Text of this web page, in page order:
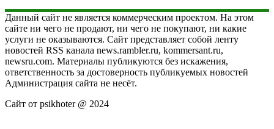
Данный сайт не является коммерческим проектом. На этом
сайте ни чего не продают, ни чего не покупают, ни какие
услуги не оказываются. Сайт представляет собой ленту
новостей RSS канала news.rambler.ru, kommersant.ru,
newsru.com. Материалы публикуются без искажения,
ответственность за достоверность публикуемых новостей
Администрация сайта не несёт.
Сайт от psikhoter @ 2024